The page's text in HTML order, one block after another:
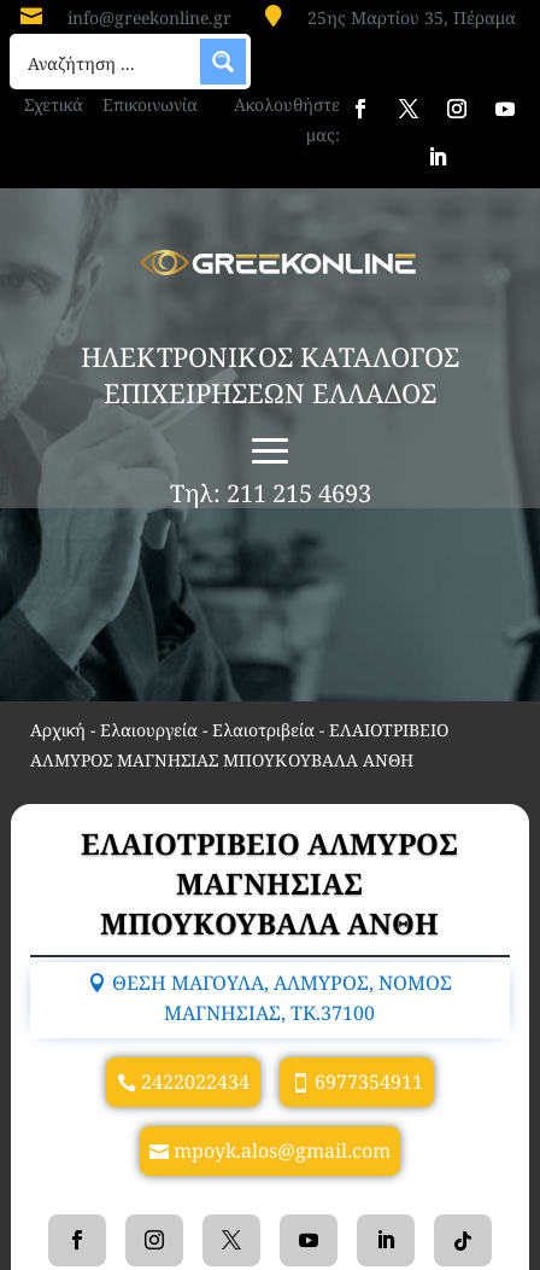
 info@greekonline.gr  25ης Μαρτίου 35, Πέραμα
Σχετικά Επικοινωνία
Ακολουθήστε
μας:
ΗΛΕΚΤΡΟΝΙΚΟΣ ΚΑΤΑΛΟΓΟΣ
ΕΠΙΧΕΙΡΗΣΕΩΝ ΕΛΛΑΔΟΣ
Τηλ: 211 215 4693
Αρχική - Ελαιουργεία - Ελαιοτριβεία- ΕΛΑΙΟΤΡΙΒΕΙΟ
ΑΛΜΥΡΟΣ ΜΑΓΝΗΣΙΑΣ ΜΠΟΥΚΟΥΒΑΛΑ ΑΝΘΗ
ΕΛΑΙΟΤΡΙΒΕΙΟ ΑΛΜΥΡΟΣ
ΜΑΓΝΗΣΙΑΣ
ΜΠΟΥΚΟΥΒΑΛΑ ΑΝΘΗ
ΘΕΣΗ ΜΑΓΟΥΛΑ, ΑΛΜΥΡΟΣ, ΝΟΜΟΣ
ΜΑΓΝΗΣΙΑΣ, TK.37100
2422022434 6977354911
mpoyk.alos@gmail.com